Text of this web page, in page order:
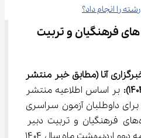
را انجام داد؟
فرهنگیان و تربیت
آنا (مطابق خبر منتشر
بر اساس اطلاعیه منتشر
داوطلبان آزمون سراسری
که قصد ورود به دانشگاه‌های فرهنگیان و تربیت دبیر